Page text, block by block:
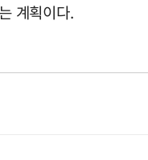
계획이다.